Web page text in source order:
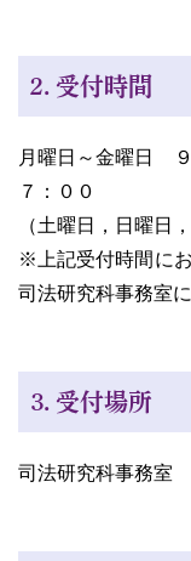
２．受付時間
月曜日～金曜日 ９
７：００
（土曜日，日曜日
※上記受付時間に
司法研究科事務室
３．受付場所
司法研究科事務室